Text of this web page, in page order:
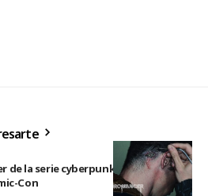
de la serie cyberpunk
Con